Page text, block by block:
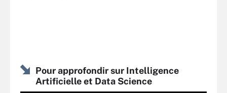
Pour approfondir sur Intelligence
Artificielle et Data Science